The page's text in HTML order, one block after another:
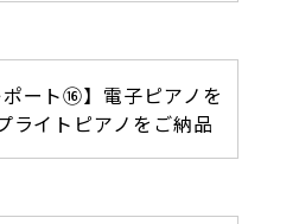
ポート⑯】電子ピアノを
ライトピアノをご納品